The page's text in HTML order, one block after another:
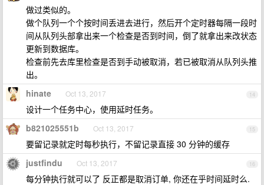
做过类似的。
做个队列一个个按时间丢进去进行，然后开个定时器每隔一段时
间从队列头部拿出来一个检查是否到时间，倒了就拿出来改状态
更新到数据库。
检查前先去库里检查是否到手动被取消，若已被取消从队列头推
出。
14
hinate Oct 13, 2017
设计一个任务中心，使用延时任务。
15
b821025551b Oct 13, 2017
要留记录就定时每秒执行，不留记录直接 30 分钟的缓存
16
justfindu Oct 13, 2017
每分钟执行就可以了 反正都是取消订单, 你还在乎时间延时么.